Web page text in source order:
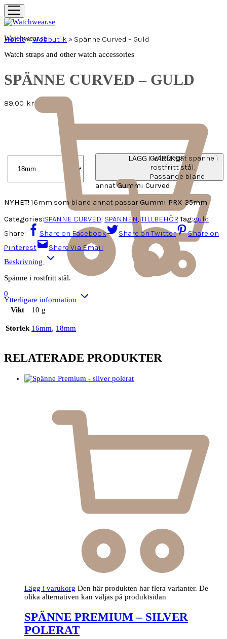
Watchwear.se
Watch straps and other watch accessories
0
Home»Webbutik » Spänne Curved – Guld
SPÄNNE CURVED – GULD
89,00 kr
LÄGG I VARUKORG
Guldfärgat spänne i
rostfritt stål.
Passande bland
annatGummi Curved
NYHET! 16mm som bland annat passarGummi PRX 35mm
Categories:SPÄNNE CURVED, SPÄNNEN,TILLBEHÖR Tag:guld
Share:
Share on Facebook Share on Twitter
Share on
Pinterest
Share Via Email
Beskrivning
Spänne i rostfritt stål.
Ytterligare information
Vikt
10 g
Storlek 16mm, 18mm
RELATERADE PRODUKTER
Lägg i varukorg Den här produkten har flera varianter. De
olika alternativen kan väljas på produktsidan
SPÄNNE PREMIUM – SILVER
POLERAT